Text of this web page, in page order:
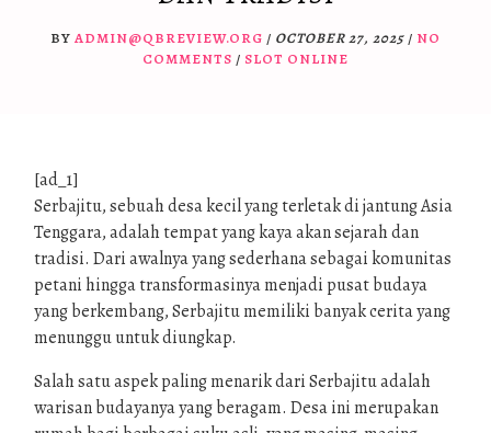
BY ADMIN@QBREVIEW.ORG / OCTOBER 27, 2025 / NO
COMMENTS / SLOT ONLINE
[ad_1]
Serbajitu, sebuah desa kecil yang terletak di jantung Asia
Tenggara, adalah tempat yang kaya akan sejarah dan
tradisi. Dari awalnya yang sederhana sebagai komunitas
petani hingga transformasinya menjadi pusat budaya
yang berkembang, Serbajitu memiliki banyak cerita yang
menunggu untuk diungkap.
Salah satu aspek paling menarik dari Serbajitu adalah
warisan budayanya yang beragam. Desa ini merupakan